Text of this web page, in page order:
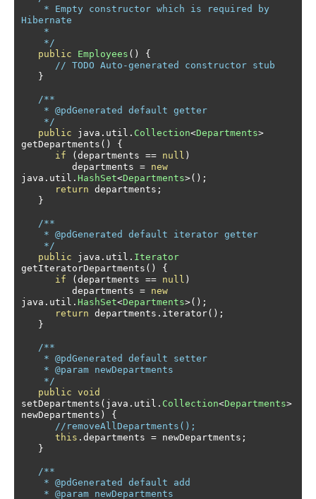
Hibernate
    */
public
Employees ()
{
// TODO Auto-generated constructor stub
}
/**
    */
public java . util . Collection<Departments>
getDepartments ()
{
if
( departments == null )
         departments
= new
java . util . HashSet<Departments>();
return departments ;
}
/**
    */
public java . util . Iterator
getIteratorDepartments ()
{
if
( departments == null )
         departments
= new
java . util . HashSet<Departments>();
return departments . iterator();
}
/**
    */
public void
setDepartments ( java . util . Collection<Departments>
newDepartments )
{
//removeAllDepartments();
this . departments = newDepartments ;
}
/**